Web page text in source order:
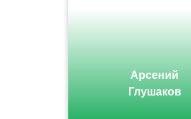
Арсений
Глушаков